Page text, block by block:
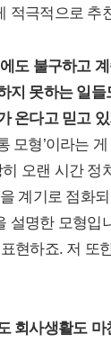
적극적으로 추
도 불구하고
지 못하는 일
온다고 믿고
모형’이라는
오랜 시간 정
계기로 점화
설명한 모형입
현하죠. 저 또
회사생활도 마